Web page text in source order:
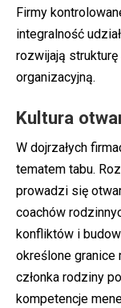
Firmy
integralność
rozwijają
organizacyjną.
Kultura
W dojrzałych
tematem tabu.
prowadzi się
coachów
konfliktów i
określone granice
członka rodziny
kompetencje